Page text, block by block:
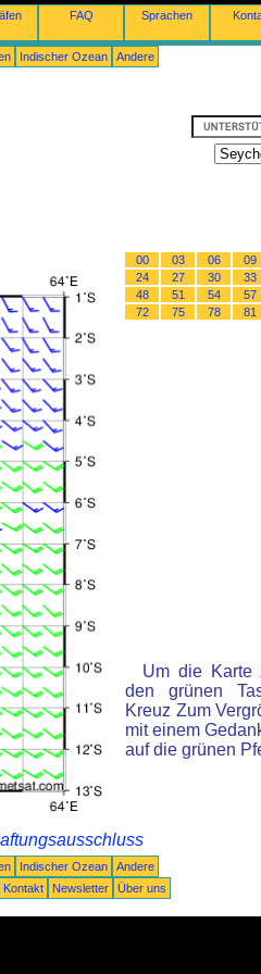
FAQ Sprachen
Indischer Ozean Andere
00 03 06 09
24
27 30 33
48
51 54 57
72
75 78 81
Um die Karte
den grünen
Kreuz Zum
mit einem
auf die grünen
Indischer Ozean
Andere
Kontakt Newsletter Über uns